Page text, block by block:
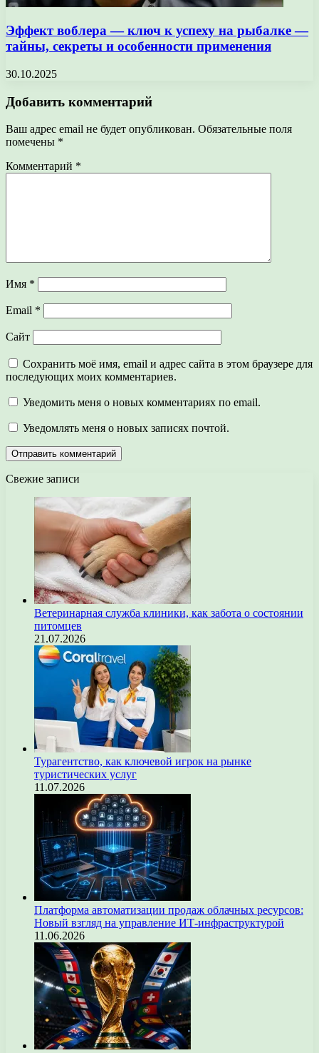
Эффект воблера — ключ к успеху на рыбалке —
тайны, секреты и особенности применения
30.10.2025
Добавить комментарий
Ваш адрес email не будет опубликован. Обязательные поля
помечены *
Комментарий *
Имя *
Email *
Сайт
Сохранить моё имя, email и адрес сайта в этом браузере для
последующих моих комментариев.
Уведомить меня о новых комментариях по email.
Уведомлять меня о новых записях почтой.
Свежие записи
Ветеринарная служба клиники, как забота о состоянии
питомцев
21.07.2026
Турагентство, как ключевой игрок на рынке
туристических услуг
11.07.2026
Платформа автоматизации продаж облачных ресурсов:
Новый взгляд на управление ИТ-инфраструктурой
11.06.2026